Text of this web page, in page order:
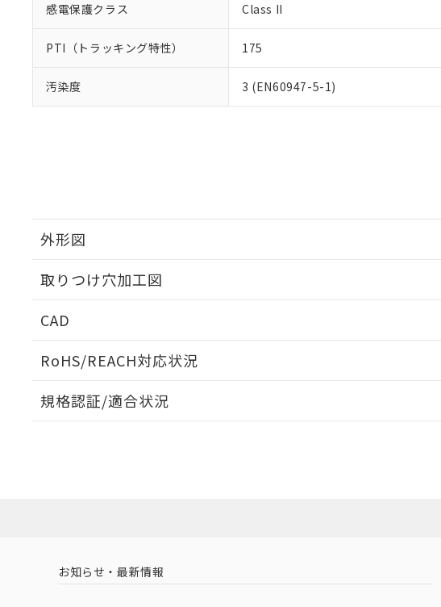
感電保護クラス Class II
PTI（トラッキング特性） 175
汚染度 3 (EN60947-5-1)
外形図
取りつけ穴加工図
CAD
RoHS/REACH対応状況
EU RoHS 注意事項・凡例
ダウンロ
中国 RoHS 注意事項・凡例
規格認証/適合状況
（イギリス
（ノルウェー
お知らせ・最新情報